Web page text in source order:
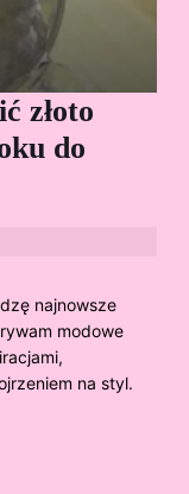
złoto
do
najnowsze
modowe
na styl.